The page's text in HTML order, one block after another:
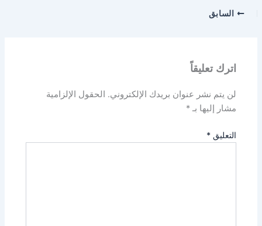
السابق
اترك تعليقاً
لن يتم نشر عنوان بريدك الإلكتروني. الحقول الإلزامية
مشار إليها بـ*
التعليق*